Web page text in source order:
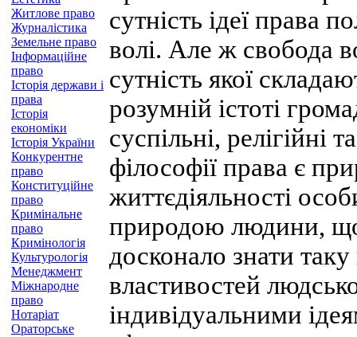
Житлове право
Журналістика
Земельне право
Інформаційне
право
Історія держави і
права
Історія
економіки
Історія України
Конкурентне
право
Конституційне
право
Кримінальне
право
Кримінологія
Культурологія
Менеджмент
Міжнародне
право
Нотаріат
Ораторське
сутність ідеї права
волі. Але ж свобода
сутність якої
розумній істоті
суспільні,
філософії права є
життєдіяльності
природою людини, що
досконало знати
властивостей
індивідуальними